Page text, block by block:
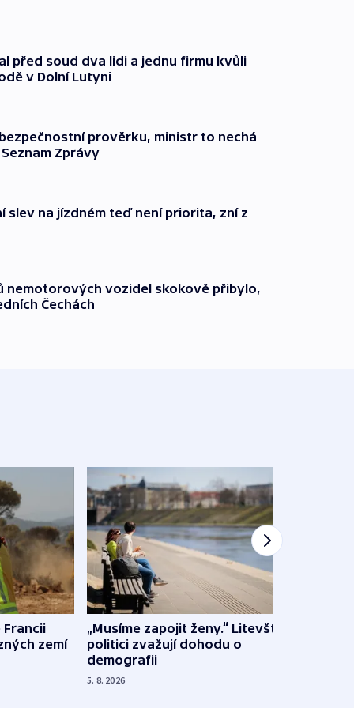
před soud dva lidi a jednu firmu kvůli
v Dolní Lutyni
prověrku, ministr to nechá
Zprávy
slev na jízdném teď není priorita, zní z
nemotorových vozidel skokově přibylo,
Čechách
Francii
zemí
„Musíme zapojit ženy.“ Litevští
politici zvažují dohodu o
demografii
5. 8. 2026